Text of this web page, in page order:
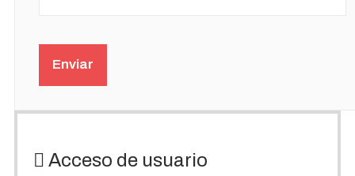
Enviar
Acceso de usuario